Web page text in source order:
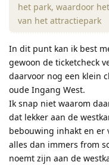
het park, waardoor
van het attractiepark
In dit punt kan ik best
gewoon de ticketcheck
daarvoor nog een klein
oude Ingang West.
Ik snap niet waarom
dat lekker aan de
bebouwing inhakt en er
alles dan immers from
noemt zijn aan de